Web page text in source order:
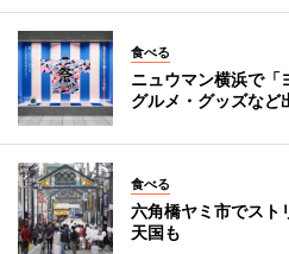
食べる
ニュウマン横浜で
グルメ・グッズなど
食べる
六角橋ヤミ市でス
天国も